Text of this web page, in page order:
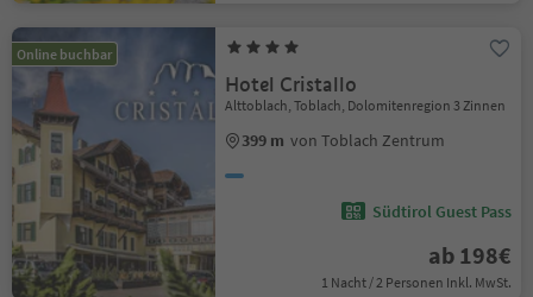
Online buchbar
Hotel Cristallo
Alttoblach, Toblach, Dolomitenregion 3 Zinnen
399 m von Toblach Zentrum
Südtirol Guest Pass
ab 198€
1 Nacht / 2 Personen Inkl. MwSt.